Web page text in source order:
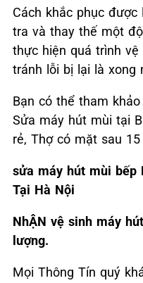
Cách khắc phục
tra và thay thế một
thực hiện quá trình
tránh lỗi bị lại là xong
Bạn có thể tham
Sửa máy hút mùi tại
rẻ, Thợ có mặt sau
sửa máy hút mùi bếp
Tại Hà Nội
NhẬN vệ sinh máy
lượng.
Mọi Thông Tín quý